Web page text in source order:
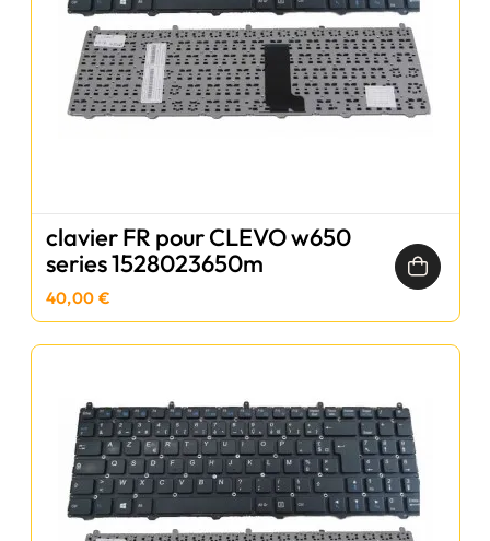
clavier FR pour CLEVO w650
series 1528023650m
40,00 €